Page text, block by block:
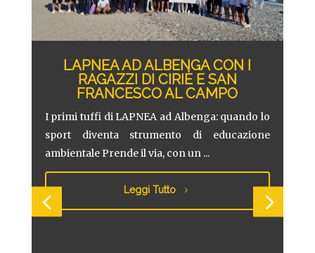
LAPNEA AD ALBENGA CON I
RAGAZZI DI CIRIÈ E SAN
FRANCESCO AL CAMPO
I primi tuffi di LAPNEA ad Albenga: quando lo
sport diventa strumento di educazione
ambientale Prende il via, con un ...
Leggi Tutto